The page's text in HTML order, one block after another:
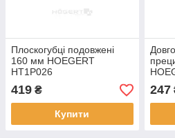
Плоскогубці подовжені
160 мм HOEGERT
HT1P026
419 ₴
Купити
247